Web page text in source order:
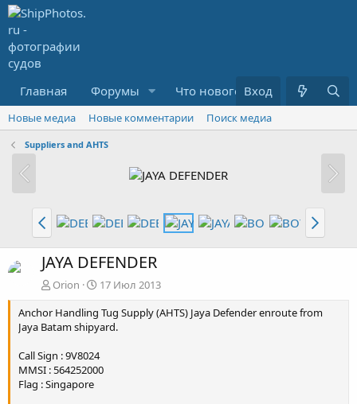
Главная Форумы Что нового? Медиа
Вход
Новые медиа Новые комментарии Поиск медиа
Suppliers and AHTS
JAYA DEFENDER
Orion
17 Июл 2013
Anchor Handling Tug Supply (AHTS) Jaya Defender enroute from
Jaya Batam shipyard.
Call Sign : 9V8024
MMSI : 564252000
Flag : Singapore